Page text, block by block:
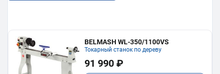
BELMASH WL-350/1100VS
Токарный станок по дереву
91 990 ₽